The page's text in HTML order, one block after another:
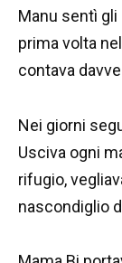
Manu sentì
prima volta
contava
Nei giorni
Usciva ogni
rifugio,
nascondiglio